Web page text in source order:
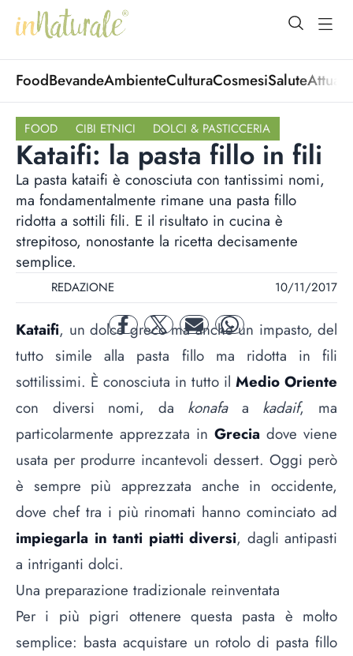
open
FoodBevandeAmbienteCulturaCosmesiSalute
FOOD CIBI ETNICI DOLCI & PASTICCERIA
Kataifi: la pasta fillo in fili
La pasta kataifi è conosciuta con tantissimi nomi,
ma fondamentalmente rimane una pasta fillo
ridotta a sottili fili. E il risultato in cucina è
strepitoso, nonostante la ricetta decisamente
semplice.
REDAZIONE 10/11/2017
facebooktwitter mail whatsapp
Kataifi, un dolce greco ma anche un impasto, del
tutto simile alla pasta fillo ma ridotta in fili
sottilissimi. È conosciuta in tutto il Medio Oriente
con diversi nomi, da konafaa kadaif, ma
particolarmente apprezzata in Grecia dove viene
usata per produrre incantevoli dessert. Oggi però
è sempre più apprezzata anche in occidente,
dove chef tra i più rinomati hanno cominciato ad
impiegarla in tanti piatti diversi, dagli antipasti
a intriganti dolci.
Una preparazione tradizionale reinventata
Per i più pigri ottenere questa pasta è molto
semplice: basta acquistare un rotolo di pasta fillo